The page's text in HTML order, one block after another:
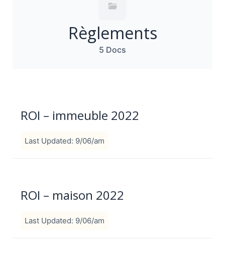
Règlements
5 Docs
ROI – immeuble 2022
Last Updated: 9/06/am
ROI – maison 2022
Last Updated: 9/06/am